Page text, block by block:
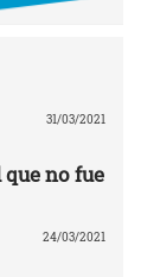
31/03/2021
que no fue
24/03/2021